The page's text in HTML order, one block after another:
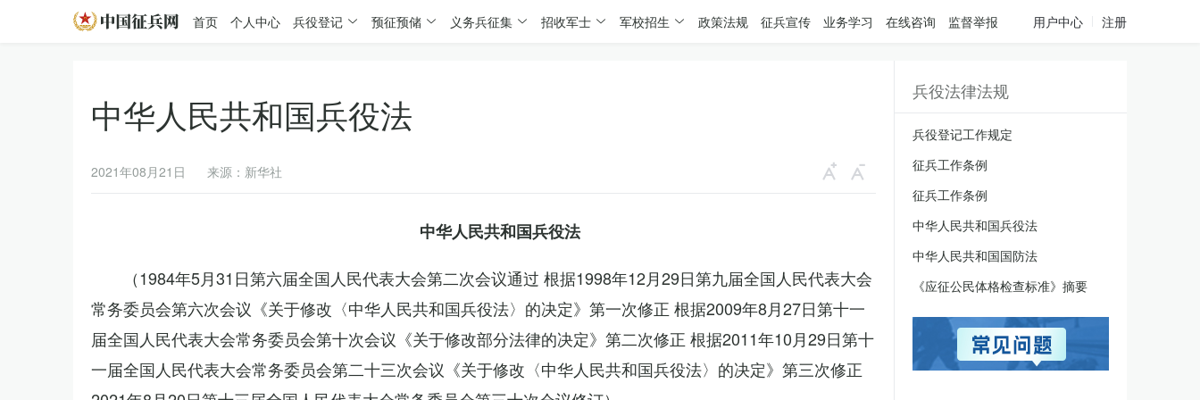
首页 个人中心 兵役登记 预征预储 义务兵征集 招收军士 军校招生 政策法规 征兵宣传 业务学习 在线咨询 监督举报 用户中心 注册
中华人民共和国兵役法
2021年08月21日 来源：新华社
中华人民共和国兵役法
（1984年5月31日第六届全国人民代表大会第二次会议通过 根据1998年12月29日第九届全国人民代表大会
常务委员会第六次会议《关于修改〈中华人民共和国兵役法〉的决定》第一次修正 根据2009年8月27日第十一
届全国人民代表大会常务委员会第十次会议《关于修改部分法律的决定》第二次修正 根据2011年10月29日第十
一届全国人民代表大会常务委员会第二十三次会议《关于修改〈中华人民共和国兵役法〉的决定》第三次修正
兵役法律法规
兵役登记工作规定
征兵工作条例
征兵工作条例
中华人民共和国兵役法
中华人民共和国国防法
《应征公民体格检查标准》摘要